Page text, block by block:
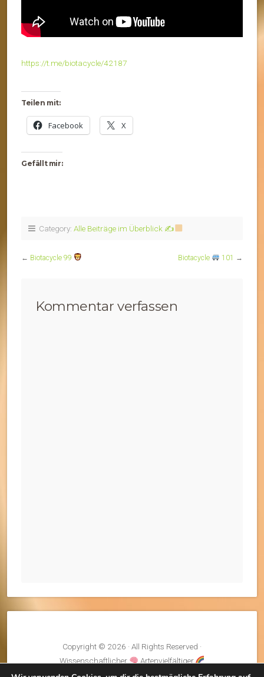
https://t.me/biotacycle/42187
Teilen mit:
Facebook X
Gefällt mir:
Category: Alle Beiträge im Überblick ✍
← Biotacycle 99 Biotacycle 101 →
Kommentar verfassen
Copyright © 2026 · All Rights Reserved ·
Wissenschaftlicher
Artenvielfältiger
Fairentwickelter
Klimaneutraler Kreislauf